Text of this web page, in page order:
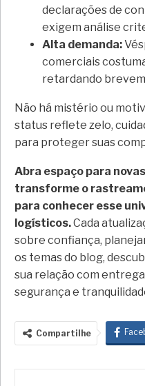
declarações de
exigem análise
Alta demanda:
comerciais
retardando
Não há mistério ou
status reflete zelo,
para proteger suas
Abra espaço para
transforme o
para conhecer esse
logísticos.Cada
sobre confiança,
os temas do blog,
sua relação com
segurança e
Compartilhe